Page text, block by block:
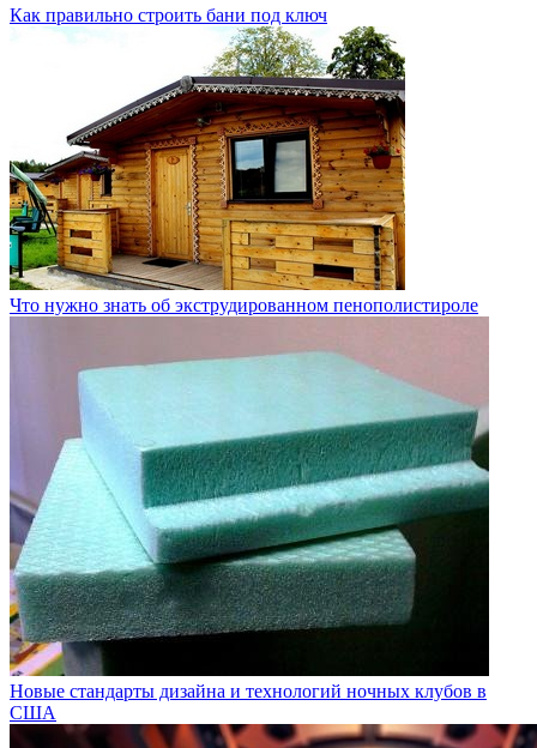
Как правильно строить бани под ключ
Что нужно знать об экструдированном пенополистироле
Новые стандарты дизайна и технологий ночных клубов в
США